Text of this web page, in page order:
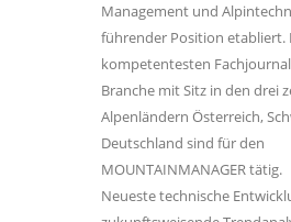
Management und
führender Position etabliert.
kompetentesten
Branche mit Sitz in den drei
Alpenländern Österreich,
Deutschland sind für den
MOUNTAINMANAGER tätig.
Neueste technische